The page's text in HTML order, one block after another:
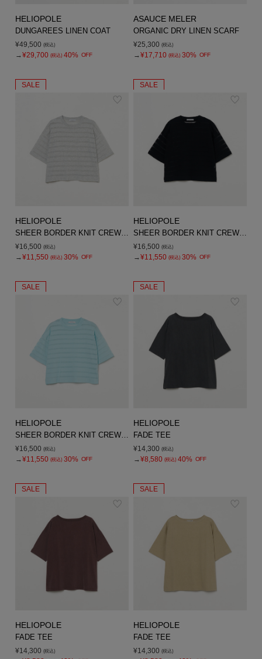
HELIOPOLE
DUNGAREES LINEN COAT
¥49,500 (税込)
→¥29,700 (税込) 40% OFF
ASAUCE MELER
ORGANIC DRY LINEN SCARF
¥25,300 (税込)
→¥17,710 (税込) 30% OFF
SALE
HELIOPOLE
SHEER BORDER KNIT CREW NECK
¥16,500 (税込)
→¥11,550 (税込) 30% OFF
SALE
HELIOPOLE
SHEER BORDER KNIT CREW NECK
¥16,500 (税込)
→¥11,550 (税込) 30% OFF
SALE
HELIOPOLE
SHEER BORDER KNIT CREW NECK
¥16,500 (税込)
→¥11,550 (税込) 30% OFF
SALE
HELIOPOLE
FADE TEE
¥14,300 (税込)
→¥8,580 (税込) 40% OFF
SALE
HELIOPOLE
FADE TEE
¥14,300 (税込)
SALE
HELIOPOLE
FADE TEE
¥14,300 (税込)